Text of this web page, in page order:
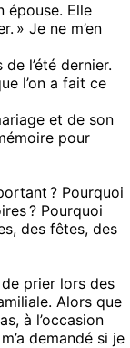
épouse. Elle
» Je ne m’en
l’été dernier.
l’on a fait ce
et de son
pour
? Pourquoi
? Pourquoi
des fêtes, des
prier lors des
Alors que
à l’occasion
demandé si je